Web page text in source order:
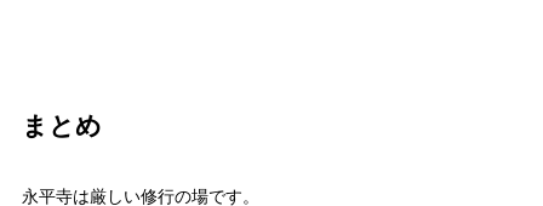
まとめ
永平寺は厳しい修行の場です。